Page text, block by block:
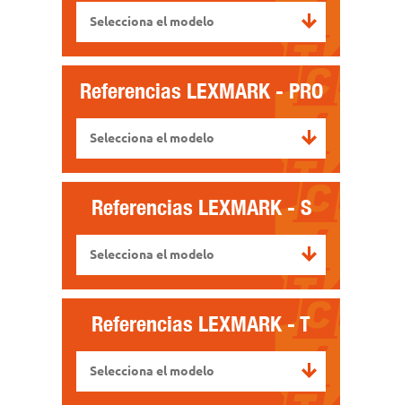
Selecciona el modelo
Referencias LEXMARK - PRO
Selecciona el modelo
Referencias LEXMARK - S
Selecciona el modelo
Referencias LEXMARK - T
Selecciona el modelo